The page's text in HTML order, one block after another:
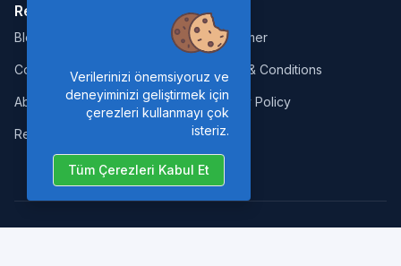
Resources:
Blog
Contact
About us
Report Error
Legal:
Disclaimer
Terms & Conditions
Privacy Policy
Verilerinizi önemsiyoruz ve
deneyiminizi geliştirmek için
çerezleri kullanmayı çok
isteriz.
Tüm Çerezleri Kabul Et